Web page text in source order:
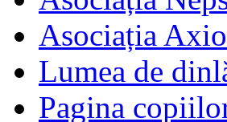
Asociația
Lumea de
Pagina